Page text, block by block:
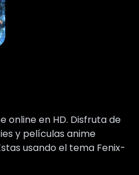
online en HD. Disfruta de
y películas anime
usando el tema Fenix-